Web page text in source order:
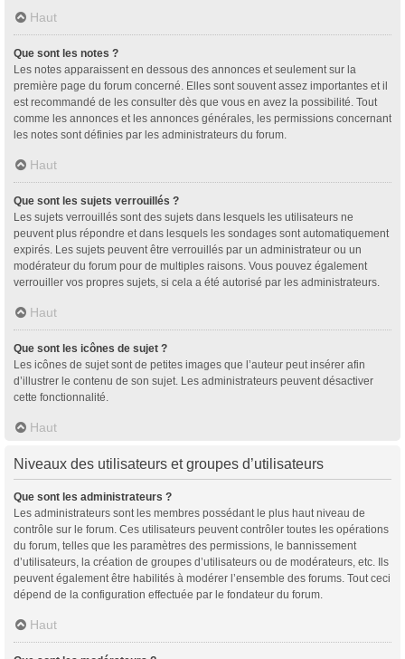
Haut
Que sont les notes ?
Les notes apparaissent en dessous des annonces et seulement sur la
première page du forum concerné. Elles sont souvent assez importantes et il
est recommandé de les consulter dès que vous en avez la possibilité. Tout
comme les annonces et les annonces générales, les permissions concernant
les notes sont définies par les administrateurs du forum.
Haut
Que sont les sujets verrouillés ?
Les sujets verrouillés sont des sujets dans lesquels les utilisateurs ne
peuvent plus répondre et dans lesquels les sondages sont automatiquement
expirés. Les sujets peuvent être verrouillés par un administrateur ou un
modérateur du forum pour de multiples raisons. Vous pouvez également
verrouiller vos propres sujets, si cela a été autorisé par les administrateurs.
Haut
Que sont les icônes de sujet ?
Les icônes de sujet sont de petites images que l’auteur peut insérer afin
d’illustrer le contenu de son sujet. Les administrateurs peuvent désactiver
cette fonctionnalité.
Haut
Niveaux des utilisateurs et groupes d’utilisateurs
Que sont les administrateurs ?
Les administrateurs sont les membres possédant le plus haut niveau de
contrôle sur le forum. Ces utilisateurs peuvent contrôler toutes les opérations
du forum, telles que les paramètres des permissions, le bannissement
d’utilisateurs, la création de groupes d’utilisateurs ou de modérateurs, etc. Ils
peuvent également être habilités à modérer l’ensemble des forums. Tout ceci
dépend de la configuration effectuée par le fondateur du forum.
Haut